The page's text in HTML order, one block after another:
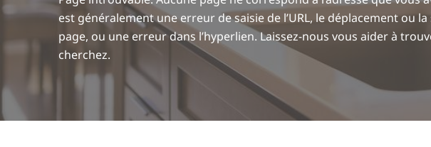
est généralement une erreur de saisie de l’URL, le déplacement ou
page, ou une erreur dans l’hyperlien. Laissez-nous vous aider à
cherchez.